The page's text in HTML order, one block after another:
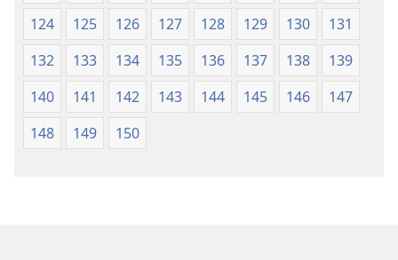
124
125 126 127 128 129 130
131
132
133 134 135 136 137 138
139
140
141 142 143 144 145 146
147
148
149 150